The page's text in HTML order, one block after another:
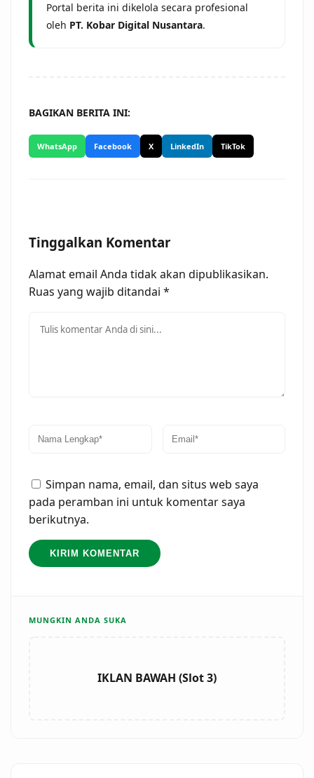
Portal berita ini dikelola secara profesional
oleh PT. Kobar Digital Nusantara.
BAGIKAN BERITA INI:
WhatsApp Facebook X LinkedIn TikTok
Tinggalkan Komentar
Alamat email Anda tidak akan dipublikasikan.
Ruas yang wajib ditandai *
Simpan nama, email, dan situs web saya
pada peramban ini untuk komentar saya
berikutnya.
MUNGKIN ANDA SUKA
IKLAN BAWAH (Slot 3)